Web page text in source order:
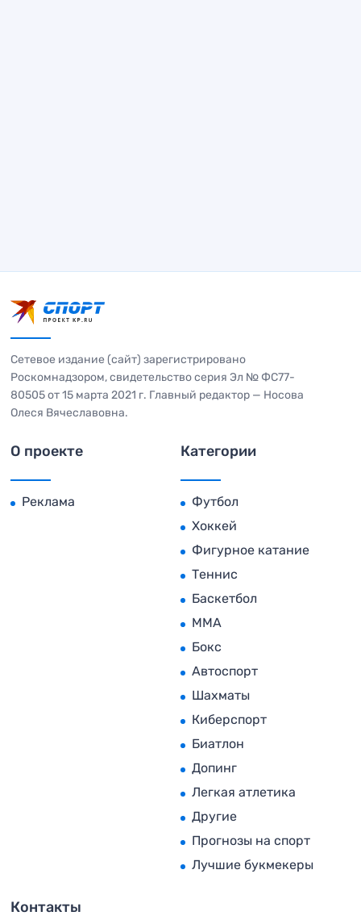
Сетевое издание (сайт) зарегистрировано
Роскомнадзором, свидетельство серия Эл № ФС77-
80505 от 15 марта 2021 г. Главный редактор — Носова
Олеся Вячеславовна.
О проекте
Реклама
Категории
Футбол
Хоккей
Фигурное катание
Теннис
Баскетбол
MMA
Бокс
Автоспорт
Шахматы
Киберспорт
Биатлон
Допинг
Легкая атлетика
Другие
Прогнозы на спорт
Лучшие букмекеры
Контакты